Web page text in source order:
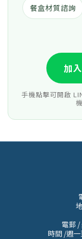
餐盒材質諮詢
加
手機點擊可開啟
電郵
時間 /週